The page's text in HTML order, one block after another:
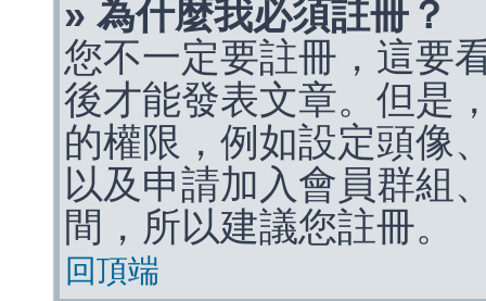
» 為什麼我必須註冊？
您不一定要註冊，這要
後才能發表文章。但是
的權限，例如設定頭像
以及申請加入會員群組
間，所以建議您註冊。
回頂端